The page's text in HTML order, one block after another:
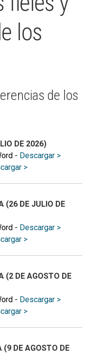
los
de los
DE 2026)
- Descargar >
>
(26 DE JULIO DE
- Descargar >
>
(2 DE AGOSTO DE
- Descargar >
>
(9 DE AGOSTO DE